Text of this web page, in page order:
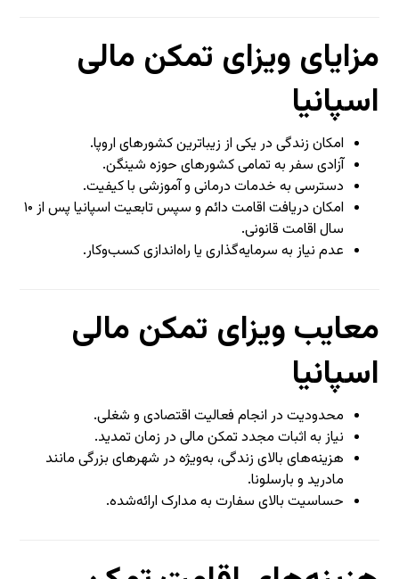
مزایای ویزای تمکن مالی
اسپانیا
امکان زندگی در یکی از زیباترین کشورهای اروپا.
آزادی سفر به تمامی کشورهای حوزه شینگن.
دسترسی به خدمات درمانی و آموزشی با کیفیت.
امکان دریافت اقامت دائم و سپس تابعیت اسپانیا پس از ۱۰
سال اقامت قانونی.
عدم نیاز به سرمایه‌گذاری یا راه‌اندازی کسب‌وکار.
معایب ویزای تمکن مالی
اسپانیا
محدودیت در انجام فعالیت اقتصادی و شغلی.
نیاز به اثبات مجدد تمکن مالی در زمان تمدید.
هزینه‌های بالای زندگی، به‌ویژه در شهرهای بزرگی مانند
مادرید و بارسلونا.
حساسیت بالای سفارت به مدارک ارائه‌شده.